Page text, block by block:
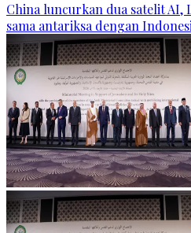
China luncurkan dua satelit AI,
sama antariksa dengan